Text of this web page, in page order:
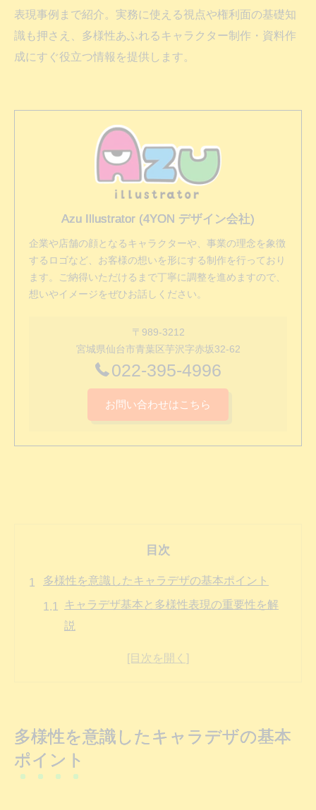
表現事例まで紹介。実務に使える視点や権利面の基礎知
識も押さえ、多様性あふれるキャラクター制作・資料作
成にすぐ役立つ情報を提供します。
Azu Illustrator (4YON デザイン会社)
企業や店舗の顔となるキャラクターや、事業の理念を象徴
するロゴなど、お客様の想いを形にする制作を行っており
ます。ご納得いただけるまで丁寧に調整を進めますので、
想いやイメージをぜひお話しください。
〒989-3212
宮城県仙台市青葉区芋沢字赤坂32-62
022-395-4996
お問い合わせはこちら
目次
多様性を意識したキャラデザの基本ポイント
キャラデザ基本と多様性表現の重要性を解
説
多様性イメージ画像がキャラデザに与える
影響
多様性を意識したキャラデザの基本
ポイント